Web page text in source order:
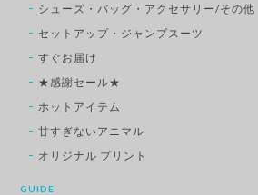
シューズ・バッグ・アクセサリー/その他
セットアップ・ジャンプスーツ
すぐお届け
★感謝セール★
ホットアイテム
甘すぎないアニマル
オリジナル プリント
GUIDE